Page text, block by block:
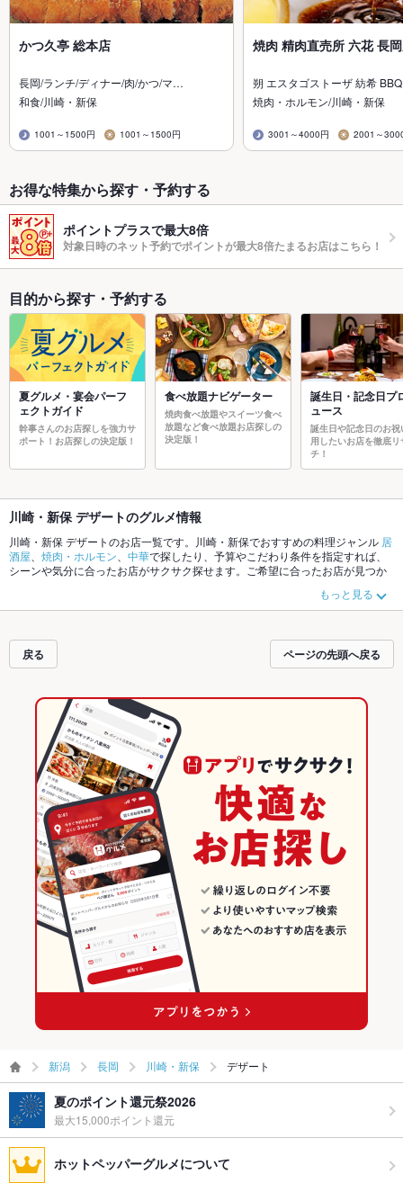
かつ久亭 総本店
長岡/ランチ/ディナー/肉/かつ/マ…
和食/川崎・新保
1001～1500円 1001～1500円
焼肉 精肉直売所 六花 長
朔 エスタゴストーザ 紡希
焼肉・ホルモン/川崎・新保
3001～4000円 2001～
お得な特集から探す・予約する
ポイントプラスで最大8倍
対象日時のネット予約でポイントが最大8倍たまるお店はこちら！
目的から探す・予約する
夏グルメ・宴会パーフ
ェクトガイド
幹事さんのお店探しを強力サ
ポート！お店探しの決定版！
食べ放題ナビゲーター
焼肉食べ放題やスイーツ食べ
放題など食べ放題お店探しの
決定版！
誕生日・記念日プ
ュース
誕生日や記念日のお祝
用したいお店を徹底リ
チ！
川崎・新保 デザートのグルメ情報
川崎・新保 デザートのお店一覧です。川崎・新保でおすすめの料理ジャンル 居
酒屋
焼肉・ホルモン 中華で探したり、予算やこだわり条件を指定すれば、
シーンや気分に合ったお店がサクサク探せます。ご希望に合ったお店が見つか
みてください。ホットペッパーグルメなら、お得なクーポンはもちろん、こだ
わりメニュー牛タン、パスタ、カルボナーラや季節のおすすめ料理など、お店
使えるお店も拡大中です。友達どうしの飲み会にも、会社の宴会にも、デート
やパーティーにもお得に便利にホットペッパーグルメをご利用ください。
もっと見る
戻る ページの先頭へ戻る
新潟 長岡 川崎・新保 デザート
夏のポイント還元祭2026
最大15,000ポイント還元
ホットペッパーグルメについて